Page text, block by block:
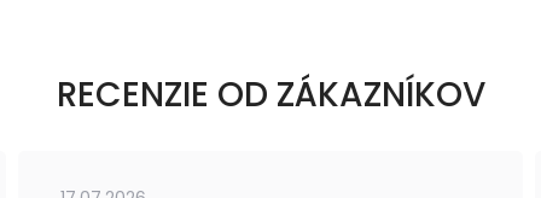
RECENZIE OD ZÁKAZNÍKOV